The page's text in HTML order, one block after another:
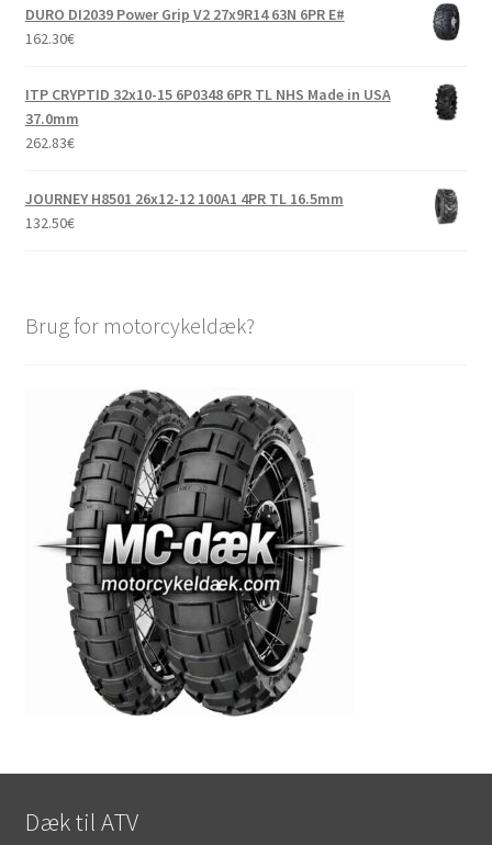
DURO DI2039 Power Grip V2 27x9R14 63N 6PR E#
162.30€
ITP CRYPTID 32x10-15 6P0348 6PR TL NHS Made in USA
37.0mm
262.83€
JOURNEY H8501 26x12-12 100A1 4PR TL 16.5mm
132.50€
Brug for motorcykeldæk?
Dæk til ATV